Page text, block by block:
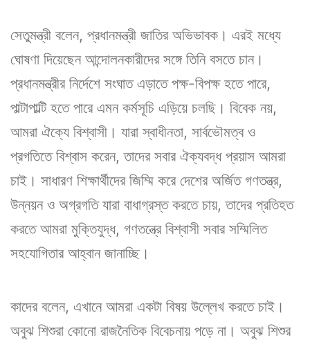
সেতুমন্ত্রী বলেন, প্রধানমন্ত্রী জাতির অভিভাবক। এরই মধ্যে
ঘোষণা দিয়েছেন আন্দোলনকারীদের সঙ্গে তিনি বসতে চান।
প্রধানমন্ত্রীর নির্দেশে সংঘাত এড়াতে পক্ষ-বিপক্ষ হতে পারে,
পাল্টাপাল্টি হতে পারে এমন কর্মসূচি এড়িয়ে চলছি। বিবেক নয়,
আমরা ঐক্যে বিশ্বাসী। যারা স্বাধীনতা, সার্বভৌমত্ব ও
প্রগতিতে বিশ্বাস করেন, তাদের সবার ঐক্যবদ্ধ প্রয়াস আমরা
চাই। সাধারণ শিক্ষার্থীদের জিম্মি করে দেশের অর্জিত গণতন্ত্র,
উন্নয়ন ও অগ্রগতি যারা বাধাগ্রস্ত করতে চায়, তাদের প্রতিহত
করতে আমরা মুক্তিযুদ্ধ, গণতন্ত্রে বিশ্বাসী সবার সম্মিলিত
সহযোগিতার আহ্বান জানাচ্ছি।
কাদের বলেন, এখানে আমরা একটা বিষয় উল্লেখ করতে চাই।
অবুঝ শিশুরা কোনো রাজনৈতিক বিবেচনায় পড়ে না। অবুঝ শিশুর